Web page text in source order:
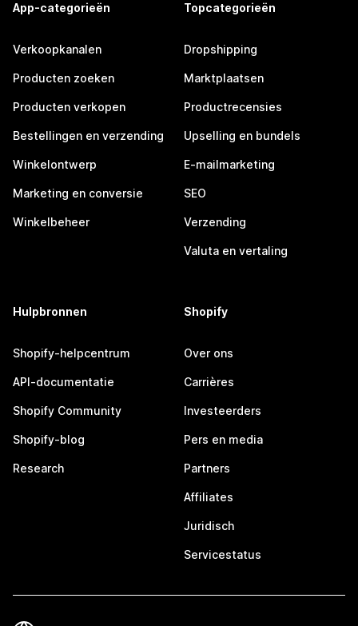
App-categorieën
Verkoopkanalen
Producten zoeken
Producten verkopen
Bestellingen en verzending
Winkelontwerp
Marketing en conversie
Winkelbeheer
Topcategorieën
Dropshipping
Marktplaatsen
Productrecensies
Upselling en bundels
E-mailmarketing
SEO
Verzending
Valuta en vertaling
Hulpbronnen
Shopify-helpcentrum
API-documentatie
Shopify Community
Shopify-blog
Research
Shopify
Over ons
Carrières
Investeerders
Pers en media
Partners
Affiliates
Juridisch
Servicestatus